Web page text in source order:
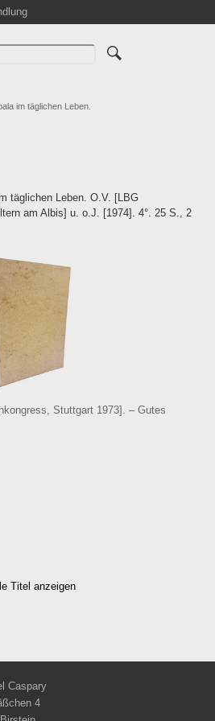
im täglichen Leben.
täglichen Leben. O.V. [LBG
am Albis] u. o.J. [1974]. 4°. 25 S., 2
Stuttgart 1973]. – Gutes
Titel anzeigen
Caspary
4